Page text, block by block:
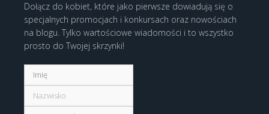
Dołącz do kobiet, które jako pierwsze dowiadują się o
specjalnych promocjach i konkursach oraz nowościach
na blogu. Tylko wartościowe wiadomości i to wszystko
prosto do Twojej skrzynki!